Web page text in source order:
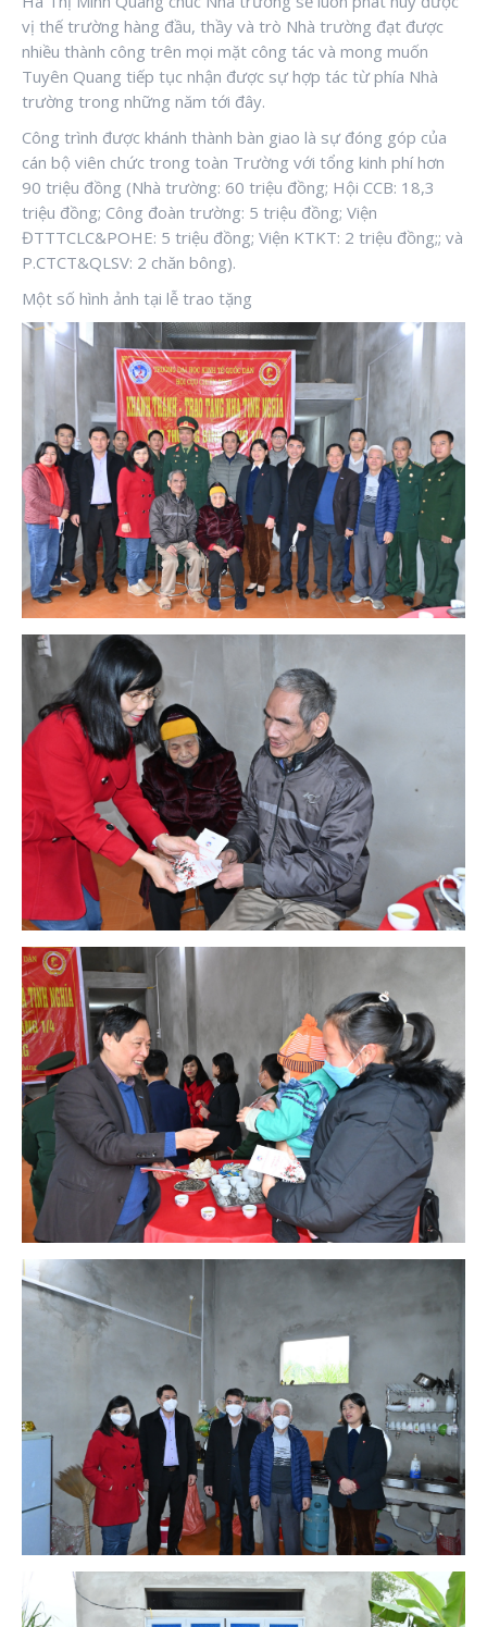
vị thế trường hàng đầu, thầy và trò Nhà trường đạt được
nhiều thành công trên mọi mặt công tác và mong muốn
Tuyên Quang tiếp tục nhận được sự hợp tác từ phía Nhà
trường trong những năm tới đây.
Công trình được khánh thành bàn giao là sự đóng góp của
cán bộ viên chức trong toàn Trường với tổng kinh phí hơn
90 triệu đồng (Nhà trường: 60 triệu đồng; Hội CCB: 18,3
triệu đồng; Công đoàn trường: 5 triệu đồng; Viện
ĐTTTCLC&POHE: 5 triệu đồng; Viện KTKT: 2 triệu đồng;; và
P.CTCT&QLSV: 2 chăn bông).
Một số hình ảnh tại lễ trao tặng